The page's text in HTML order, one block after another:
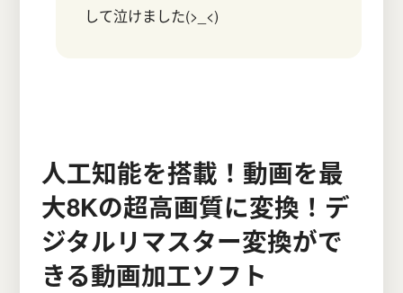
して泣けました(>_<)
人工知能を搭載！動画を最
大8Kの超高画質に変換！デ
ジタルリマスター変換がで
きる動画加工ソフト